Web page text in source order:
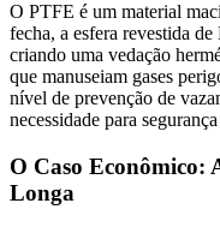
O PTFE é um material
fecha, a esfera revestida
criando uma vedação
que manuseiam gases
nível de prevenção de
necessidade para
O Caso Econômico:
Longa